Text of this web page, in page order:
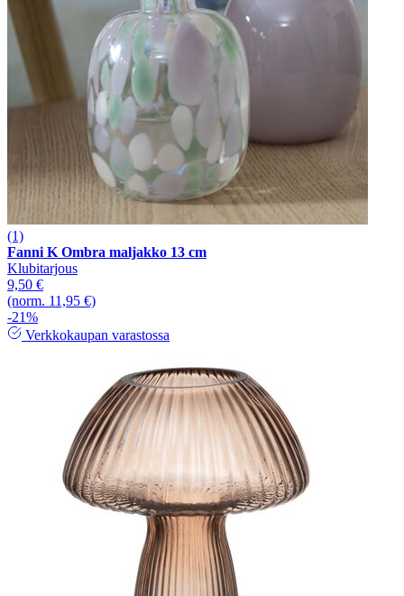
(1)
Fanni K Ombra maljakko 13 cm
Klubitarjous
9,50 €
(norm. 11,95 €)
-21%
Verkkokaupan varastossa